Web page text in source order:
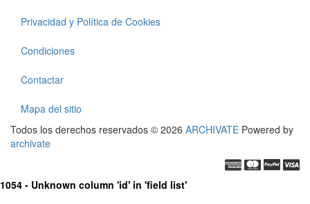
Privacidad y Política de Cookies
Condiciones
Contactar
Mapa del sitio
Todos los derechos reservados © 2026 ARCHIVATE Powered by
archivate
1054 - Unknown column 'id' in 'field list'